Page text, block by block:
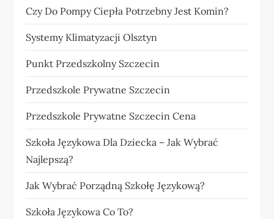
Czy Do Pompy Ciepła Potrzebny Jest Komin?
Systemy Klimatyzacji Olsztyn
Punkt Przedszkolny Szczecin
Przedszkole Prywatne Szczecin
Przedszkole Prywatne Szczecin Cena
Szkoła Językowa Dla Dziecka – Jak Wybrać
Najlepszą?
Jak Wybrać Porządną Szkołę Językową?
Szkoła Językowa Co To?